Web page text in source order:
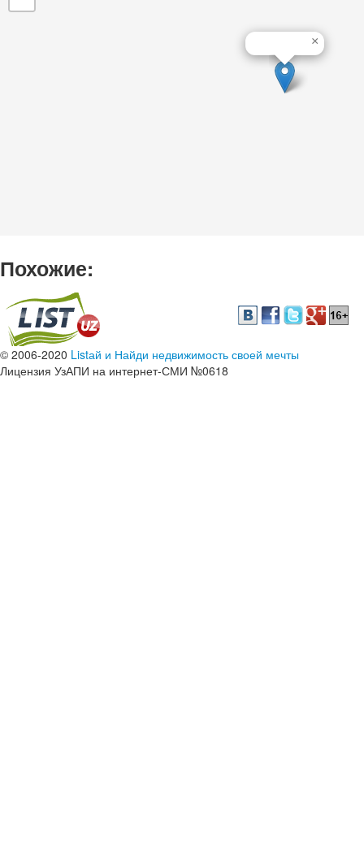
×
Похожие:
© 2006-2020 Listай и Найди недвижимость своей мечты
Лицензия УзАПИ на интернет-СМИ №0618